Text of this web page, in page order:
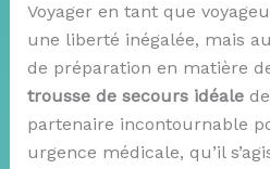
Voyager en tant que
une liberté inégalée, mais
de préparation en matière
trousse de secours idéale
partenaire incontournable
urgence médicale, qu’il